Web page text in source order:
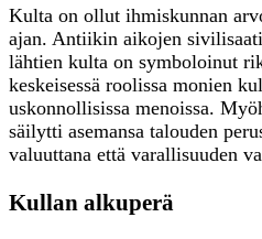
Kulta on ollut ihmiskunnan
ajan. Antiikin aikojen
lähtien kulta on symboloinut
keskeisessä roolissa monien
uskonnollisissa menoissa.
säilytti asemansa talouden
valuuttana että varallisuuden
Kullan alkuperä